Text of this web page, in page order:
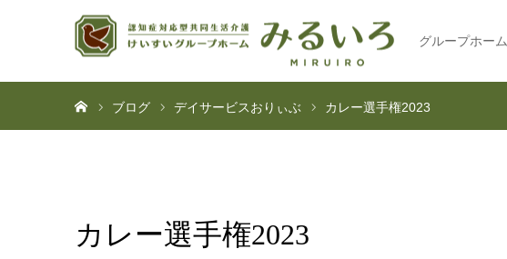
グループホーム
ブログ デイサービスおりぃぶ カレー選手権2023
カレー選手権2023